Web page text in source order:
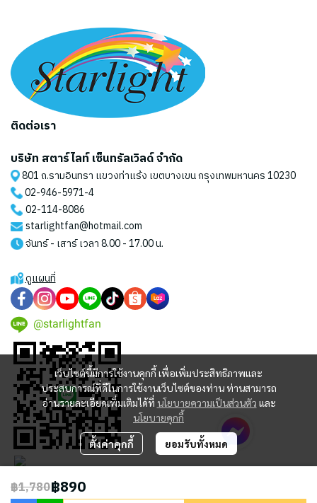
฿1,780฿890
เว็บไซต์นี้มีการใช้งานคุกกี้ เพื่อเพิ่มประสิทธิภาพและ
ประสบการณ์ที่ดีในการใช้งานเว็บไซต์ของท่าน ท่านสามารถ
อ่านรายละเอียดเพิ่มเติมได้ที่ นโยบายความเป็นส่วนตัว และ
นโยบายคุกกี้
ตั้งค่าคุกกี้ ยอมรับทั้งหมด
ติดต่อเรา
บริษัท สตาร์ไลท์ เซ็นทรัลเวิลด์ จำกัด
801 ถ.รามอินทรา แขวงท่าแร้ง เขตบางเขน กรุงเทพมหานคร 10230
02-946-5971-4
02-114-8086
starlightfan@hotmail.com
จันทร์ - เสาร์ เวลา 8.00 - 17.00 น.
ดูแผนที่
@starlightfan